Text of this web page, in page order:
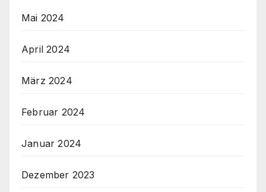
Mai 2024
April 2024
März 2024
Februar 2024
Januar 2024
Dezember 2023